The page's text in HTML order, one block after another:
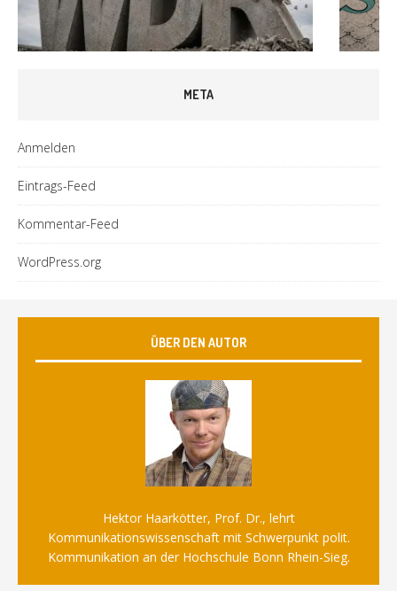
META
Anmelden
Eintrags-Feed
Kommentar-Feed
WordPress.org
ÜBER DEN AUTOR
Hektor Haarkötter, Prof. Dr., lehrt
Kommunikationswissenschaft mit Schwerpunkt polit.
Kommunikation an der Hochschule Bonn Rhein-Sieg.